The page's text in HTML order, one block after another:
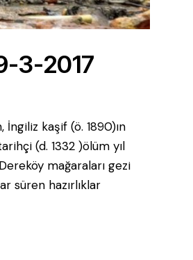
3-2017
İngiliz kaşif (ö. 1890)ın
(d. 1332 )ölüm yıl
mağaraları gezi
süren hazırlıklar